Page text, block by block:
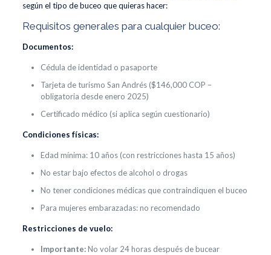
según el tipo de buceo que quieras hacer:
Requisitos generales para cualquier buceo:
Documentos:
Cédula de identidad o pasaporte
Tarjeta de turismo San Andrés ($146,000 COP –
obligatoria desde enero 2025)
Certificado médico (si aplica según cuestionario)
Condiciones físicas:
Edad mínima: 10 años (con restricciones hasta 15 años)
No estar bajo efectos de alcohol o drogas
No tener condiciones médicas que contraindiquen el buceo
Para mujeres embarazadas: no recomendado
Restricciones de vuelo:
Importante:No volar 24 horas después de bucear